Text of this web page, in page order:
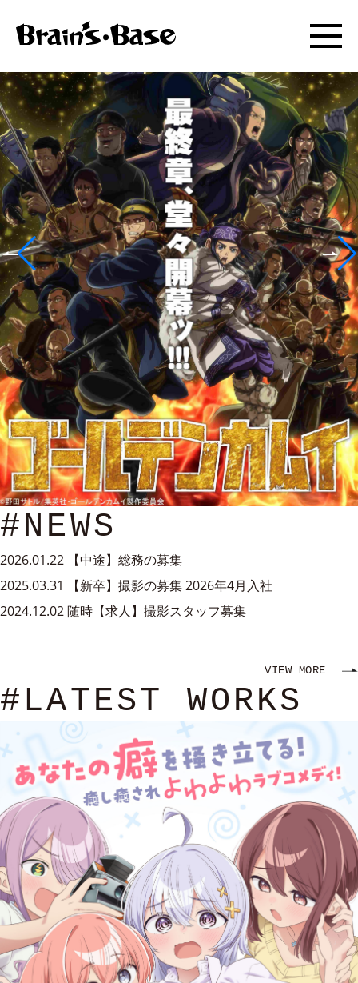
#NEWS
2026.01.22
【中途】総務の募集
2025.03.31
【新卒】撮影の募集 2026年4月入社
2024.12.02随時【求人】撮影スタッフ募集
VIEW MORE
#LATEST WORKS